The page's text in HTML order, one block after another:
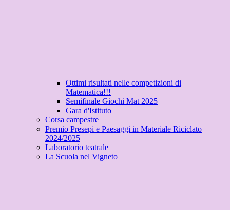
Ottimi risultati nelle competizioni di
Matematica!!!
Semifinale Giochi Mat 2025
Gara d'Istituto
Corsa campestre
Premio Presepi e Paesaggi in Materiale Riciclato
2024/2025
Laboratorio teatrale
La Scuola nel Vigneto